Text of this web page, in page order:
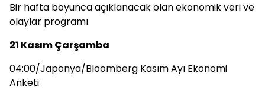
Bir hafta boyunca açıklanacak olan ekonomik veri ve
olaylar programı
21 Kasım Çarşamba
04:00/Japonya/Bloomberg Kasım Ayı Ekonomi
Anketi